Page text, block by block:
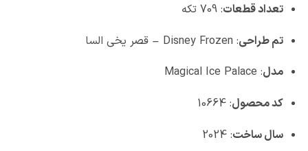
تعداد قطعات: 709 تکه
تم طراحی: Disney Frozen – قصر یخی السا
مدل: Magical Ice Palace
کد محصول: 10664
سال ساخت: 2024